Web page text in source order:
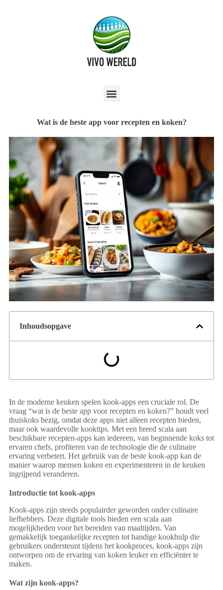
Wat is de beste app voor recepten en koken?
Inhoudsopgave
In de moderne keuken spelen kook-apps een cruciale rol. De
vraag “wat is de beste app voor recepten en koken?” houdt veel
thuiskoks bezig, omdat deze apps niet alleen recepten bieden,
maar ook waardevolle kooktips. Met een breed scala aan
beschikbare recepten-apps kan iedereen, van beginnende koks tot
ervaren chefs, profiteren van de technologie die de culinaire
ervaring verbetert. Het gebruik van de beste kook-app kan de
manier waarop mensen koken en experimenteren in de keuken
ingrijpend veranderen.
Introductie tot kook-apps
Kook-apps zijn steeds populairder geworden onder culinaire
liefhebbers. Deze digitale tools bieden een scala aan
mogelijkheden voor het bereiden van maaltijden. Van
gemakkelijk toegankelijke recepten tot handige kookhulp die
gebruikers ondersteunt tijdens het kookproces, kook-apps zijn
ontworpen om de ervaring van koken leuker en efficiënter te
maken.
Wat zijn kook-apps?